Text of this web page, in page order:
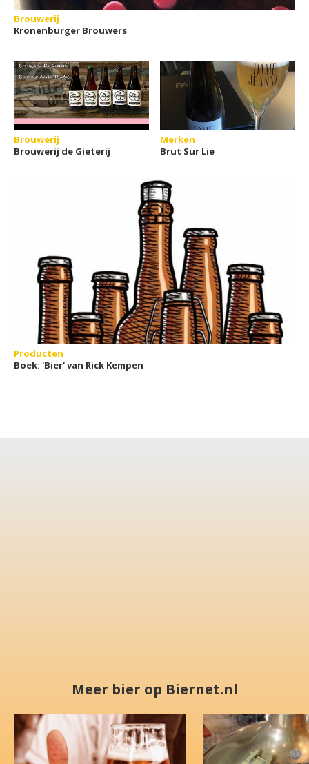
Brouwerij
Kronenburger Brouwers
Brouwerij
Brouwerij de Gieterij
Merken
Brut Sur Lie
Producten
Boek: 'Bier' van Rick Kempen
Meer bier op Biernet.nl